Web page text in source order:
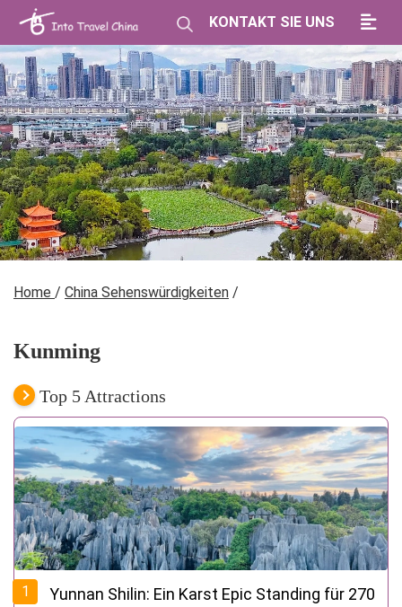
KONTAKT SIE UNS
Home / China Sehenswürdigkeiten /
Kunming
Top 5 Attractions
1
Yunnan Shilin: Ein Karst Epic Standing für 270